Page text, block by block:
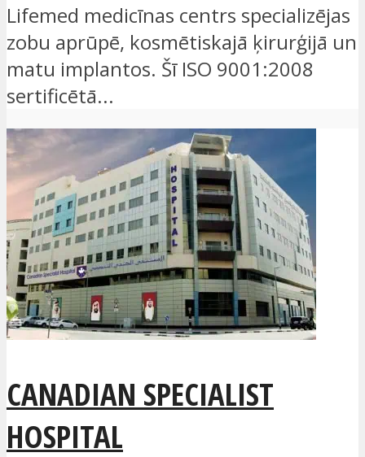
Lifemed medicīnas centrs specializējas
zobu aprūpē, kosmētiskajā ķirurģijā un
matu implantos. Šī ISO 9001:2008
sertificētā...
CANADIAN SPECIALIST
HOSPITAL